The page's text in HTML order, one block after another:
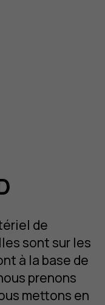
de
sont sur les
à la base de
prenons
mettons en